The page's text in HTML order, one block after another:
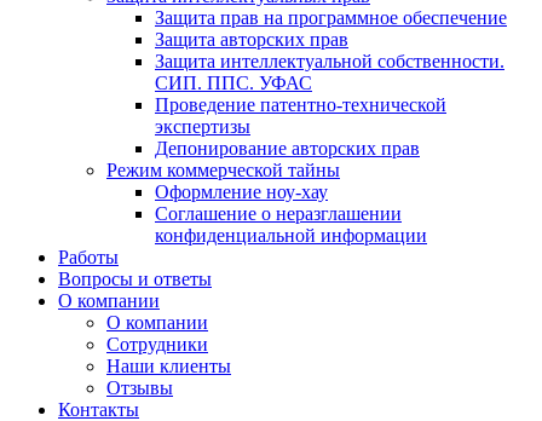
Защита прав на программное обеспечение
Защита авторских прав
Защита интеллектуальной собственности.
СИП. ППС. УФАС
Проведение патентно-технической
экспертизы
Депонирование авторских прав
Режим коммерческой тайны
Оформление ноу-хау
Соглашение о неразглашении
конфиденциальной информации
Работы
Вопросы и ответы
О компании
О компании
Сотрудники
Наши клиенты
Отзывы
Контакты